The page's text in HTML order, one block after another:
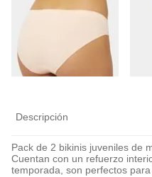
Descripción
Pack de 2 bikinis juveniles de
Cuentan con un refuerzo
temporada, son perfectos